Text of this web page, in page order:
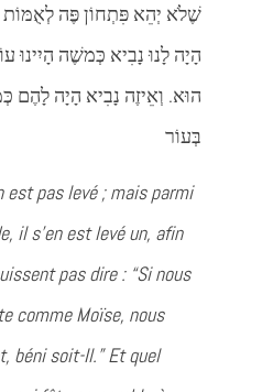
שֶׁלֹא יְהֵא פִּתְחוֹן פֶּה לְאֻמּוֹת
הָיָה לָנוּ נָבִיא כְּמשֶׁה הָיִינוּ
הוּא. וְאֵיזֶה נָבִיא הָיָה לָהֶם
בְּעוֹר
est pas levé ; mais parmi
il s’en est levé un, afin
pas dire : “Si nous
comme Moïse, nous
béni soit-Il.” Et quel